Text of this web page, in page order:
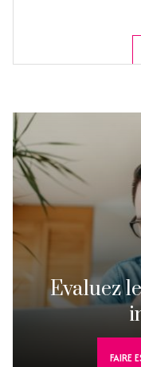
Evaluez
FAIRE